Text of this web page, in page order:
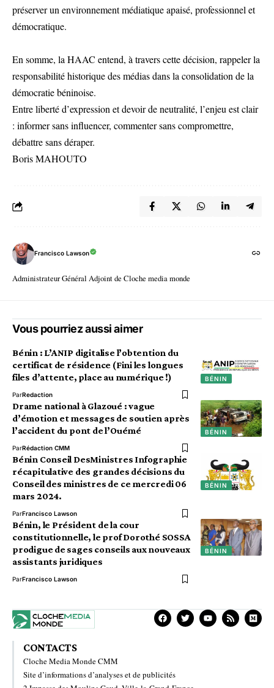
préserver un environnement médiatique apaisé, professionnel et
démocratique.
En somme, la HAAC entend, à travers cette décision, rappeler la
responsabilité historique des médias dans la consolidation de la
démocratie béninoise.
Entre liberté d’expression et devoir de neutralité, l’enjeu est clair
: informer sans influencer, commenter sans compromettre,
débattre sans déraper.
Boris MAHOUTO
Francisco Lawson
Administrateur Général Adjoint de Cloche media monde
Vous pourriez aussi aimer
BÉNIN
Bénin : L’ANIP digitalise l’obtention du
certificat de résidence (Fini les longues
files d’attente, place au numérique !)
ParRedaction
BÉNIN
Drame national à Glazoué : vague
d’émotion et messages de soutien après
l’accident du pont de l’Ouémé
ParRédaction CMM
BÉNIN
Bénin Conseil DesMinistres Infographie
récapitulative des grandes décisions du
Conseil des ministres de ce mercredi 06
mars 2024.
ParFrancisco Lawson
BÉNIN
Bénin, le Président de la cour
constitutionnelle, le prof Dorothé SOSSA
prodigue de sages conseils aux nouveaux
assistants juridiques
ParFrancisco Lawson
CONTACTS
Cloche Media Monde CMM
Site d’informations d’analyses et de publicités